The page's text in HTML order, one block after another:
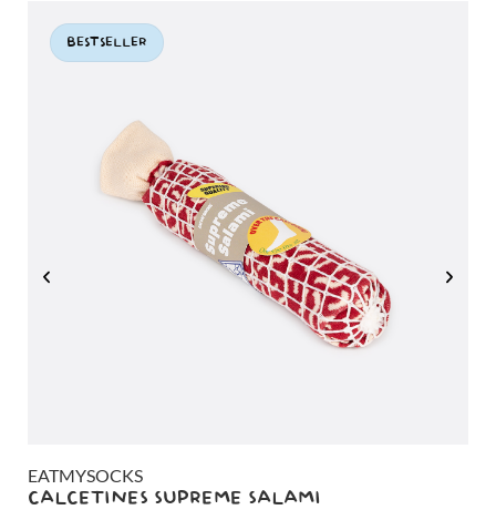
BESTSELLER
EATMYSOCKS
CALCETINES SUPREME SALAMI